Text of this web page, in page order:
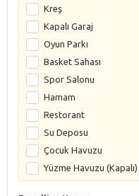
Kreş
Kapalı Garaj
Oyun Parkı
Basket Sahası
Spor Salonu
Hamam
Restorant
Su Deposu
Çocuk Havuzu
Yüzme Havuzu (Kapalı)